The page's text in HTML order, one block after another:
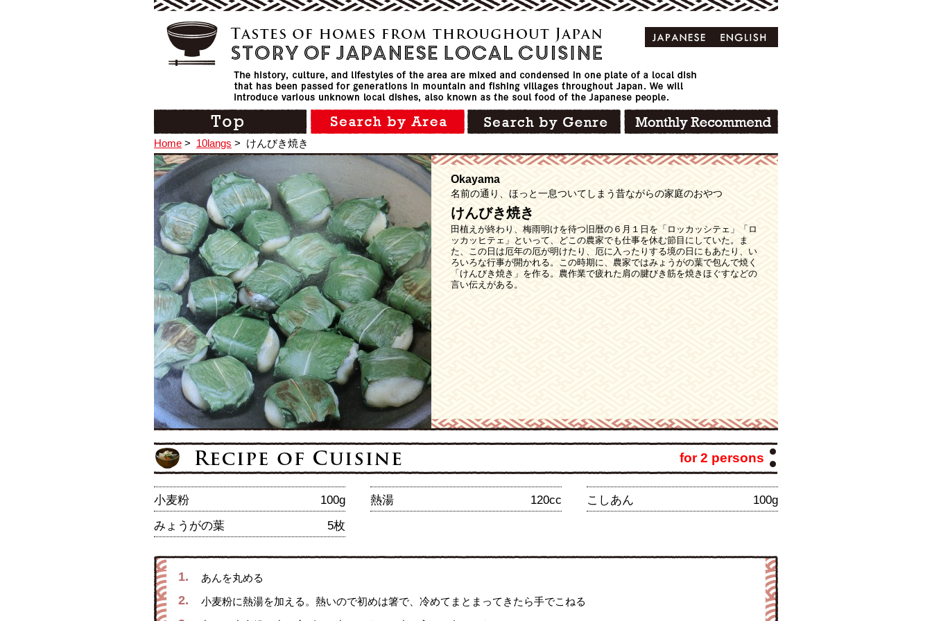
Home > 10langs > けんびき焼き
Okayama
名前の通り、ほっと一息ついてしまう昔ながらの家庭のおやつ
けんびき焼き
田植えが終わり、梅雨明けを待つ旧暦の６月１日を「ロッカッシテェ」「ロ
ッカッヒテェ」といって、どこの農家でも仕事を休む節目にしていた。ま
た、この日は厄年の厄が明けたり、厄に入ったりする境の日にもあたり、い
ろいろな行事が開かれる。この時期に、農家ではみょうがの葉で包んで焼く
「けんびき焼き」を作る。農作業で疲れた肩の腱びき筋を焼きほぐすなどの
言い伝えがある。
for 2 persons
小麦粉 100g 熱湯 120cc こしあん
100g
みょうがの葉
5枚
1. あんを丸める
2. 小麦粉に熱湯を加える。熱いので初めは箸で、冷めてまとまってきたら手でこねる